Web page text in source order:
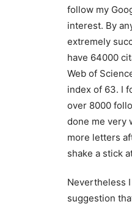
follow my
interest. By
extremely
have 64000
Web of
index of 63. I
over 8000
done me very
more letters
shake a stick
Nevertheless
suggestion